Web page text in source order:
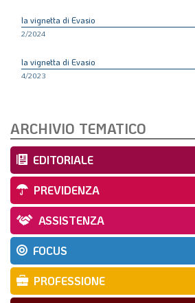
la vignetta di Evasio
2/2024
la vignetta di Evasio
4/2023
ARCHIVIO TEMATICO
EDITORIALE
PREVIDENZA
ASSISTENZA
FOCUS
PROFESSIONE